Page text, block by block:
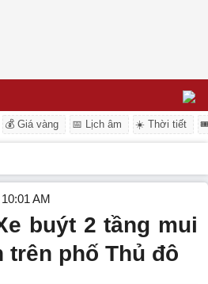
💰 Giá vàng 📅 Lịch âm ☀️ Thời tiết
AM
buýt 2 tầng mui
trên phố Thủ đô